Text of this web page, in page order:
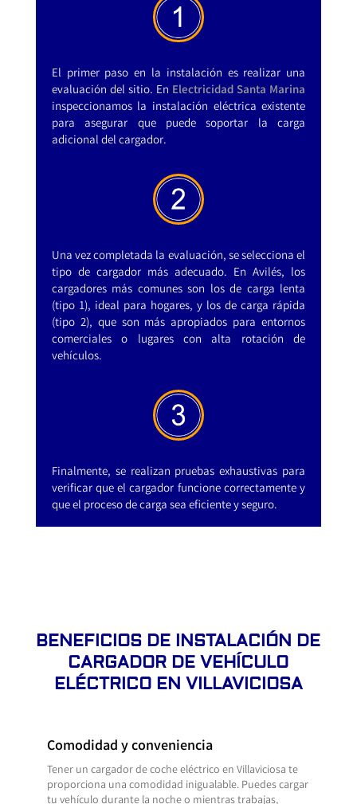
El primer paso en la instalación es realizar una
evaluación del sitio. En Electricidad Santa Marina
inspeccionamos la instalación eléctrica existente
para asegurar que puede soportar la carga
adicional del cargador.
Una vez completada la evaluación, se selecciona el
tipo de cargador más adecuado. En Avilés, los
cargadores más comunes son los de carga lenta
(tipo 1), ideal para hogares, y los de carga rápida
(tipo 2), que son más apropiados para entornos
comerciales o lugares con alta rotación de
vehículos.
Finalmente, se realizan pruebas exhaustivas para
verificar que el cargador funcione correctamente y
que el proceso de carga sea eficiente y seguro.
BENEFICIOS DE INSTALACIÓN DE
CARGADOR DE VEHÍCULO
ELÉCTRICO EN VILLAVICIOSA
Comodidad y conveniencia
Tener un cargador de coche eléctrico en Villaviciosa te
proporciona una comodidad inigualable. Puedes cargar
tu vehículo durante la noche o mientras trabajas,